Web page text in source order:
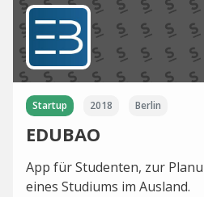
Startup 2018 Berlin
EDUBAO
App für Studenten, zur
eines Studiums im Ausland.